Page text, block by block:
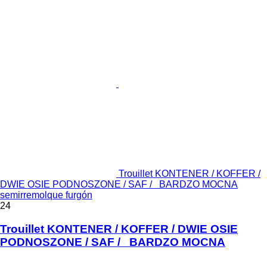
Trouillet KONTENER / KOFFER /
DWIE OSIE PODNOSZONE / SAF / BARDZO MOCNA
semirremolque furgón
24
Trouillet KONTENER / KOFFER / DWIE OSIE
PODNOSZONE / SAF / BARDZO MOCNA